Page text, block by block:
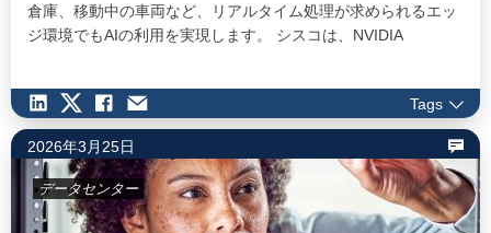
倉庫、移動中の車両など、リアルタイム処理が求められるエッ
ジ環境でもAIの利用を実現します。 シスコは、NVIDIA
アパートナーとして、NVIDIA…
Tags
2026年3月25日
データセンター